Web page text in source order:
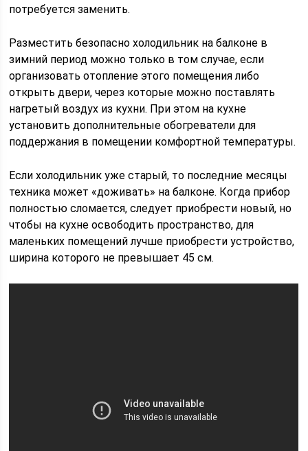
потребуется заменить.
Разместить безопасно холодильник на балконе в
зимний период можно только в том случае, если
организовать отопление этого помещения либо
открыть двери, через которые можно поставлять
нагретый воздух из кухни. При этом на кухне
установить дополнительные обогреватели для
поддержания в помещении комфортной температуры.
Если холодильник уже старый, то последние месяцы
техника может «доживать» на балконе. Когда прибор
полностью сломается, следует приобрести новый, но
чтобы на кухне освободить пространство, для
маленьких помещений лучше приобрести устройство,
ширина которого не превышает 45 см.